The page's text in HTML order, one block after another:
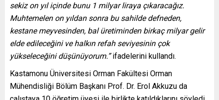
sekiz on yıl içinde bunu 1 milyar liraya çıkaracağız.
Muhtemelen on yıldan sonra bu sahilde defneden,
kestane meyvesinden, bal üretiminden birkaç milyar gelir
elde edileceğini ve halkın refah seviyesinin çok
yükseleceğini düşünüyorum.”ifadelerini kullandı.
Kastamonu Üniversitesi Orman Fakültesi Orman
Mühendisliği Bölüm Başkanı Prof. Dr. Erol Akkuzu da